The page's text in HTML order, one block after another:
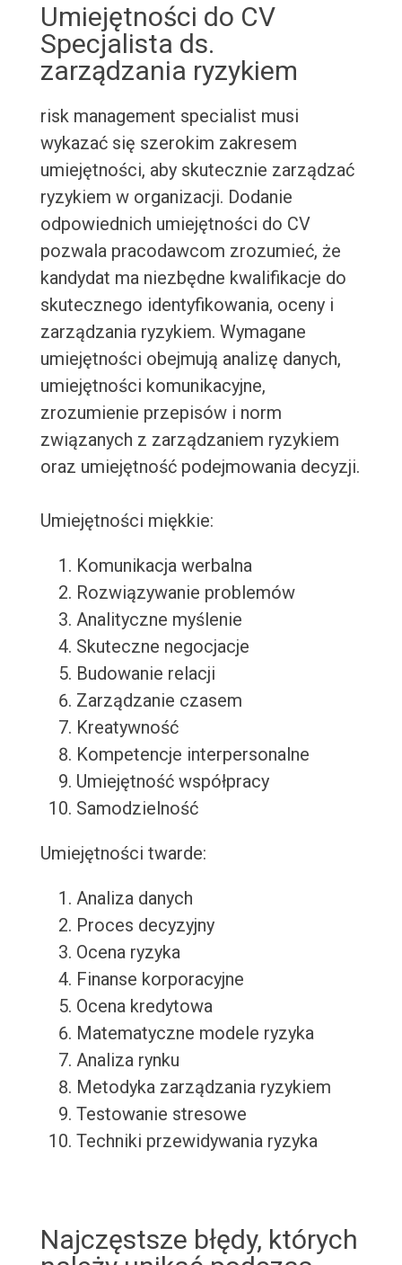
Umiejętności do CV
Specjalista ds.
zarządzania ryzykiem
risk management specialist musi
wykazać się szerokim zakresem
umiejętności, aby skutecznie zarządzać
ryzykiem w organizacji. Dodanie
odpowiednich umiejętności do CV
pozwala pracodawcom zrozumieć, że
kandydat ma niezbędne kwalifikacje do
skutecznego identyfikowania, oceny i
zarządzania ryzykiem. Wymagane
umiejętności obejmują analizę danych,
umiejętności komunikacyjne,
zrozumienie przepisów i norm
związanych z zarządzaniem ryzykiem
oraz umiejętność podejmowania decyzji.
Umiejętności miękkie:
Komunikacja werbalna
Rozwiązywanie problemów
Analityczne myślenie
Skuteczne negocjacje
Budowanie relacji
Zarządzanie czasem
Kreatywność
Kompetencje interpersonalne
Umiejętność współpracy
Samodzielność
Umiejętności twarde:
Analiza danych
Proces decyzyjny
Ocena ryzyka
Finanse korporacyjne
Ocena kredytowa
Matematyczne modele ryzyka
Analiza rynku
Metodyka zarządzania ryzykiem
Testowanie stresowe
Techniki przewidywania ryzyka
Najczęstsze błędy, których